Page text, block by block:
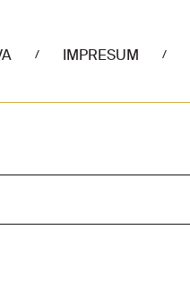
/ IMPRESUM /